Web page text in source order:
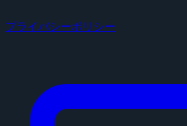
プライバシーポリシー